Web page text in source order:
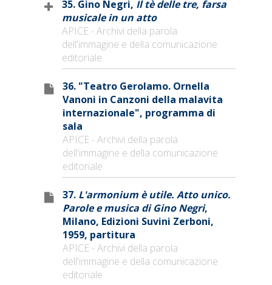
35. Gino Negri, Il tè delle tre, farsa
musicale in un atto
APICE - Archivi della parola
dell'immagine e della comunicazione
editoriale
36. "Teatro Gerolamo. Ornella
Vanoni in Canzoni della malavita
internazionale", programma di
sala
APICE - Archivi della parola
dell'immagine e della comunicazione
editoriale
37. L'armonium è utile. Atto unico.
Parole e musica di Gino Negri,
Milano, Edizioni Suvini Zerboni,
1959, partitura
APICE - Archivi della parola
dell'immagine e della comunicazione
editoriale